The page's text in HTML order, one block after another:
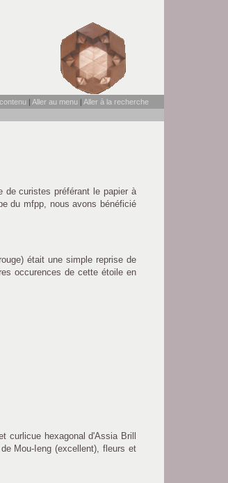
| Aller au menu| Aller à la recherche
de curistes préférant le papier à
du mfpp, nous avons bénéficié
était une simple reprise de
occurences de cette étoile en
curlicue hexagonal d'Assia Brill
Mou-Ieng (excellent), fleurs et